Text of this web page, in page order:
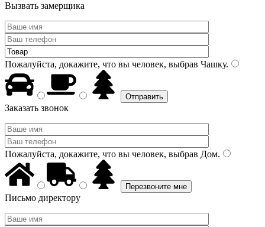
Вызвать замерщика
Пожалуйста, докажите, что вы человек, выбрав Чашку.
Заказать звонок
Пожалуйста, докажите, что вы человек, выбрав Дом.
Письмо директору